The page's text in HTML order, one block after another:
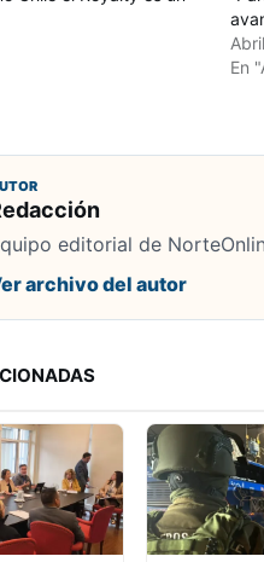
En
editorial de
archivo del autor